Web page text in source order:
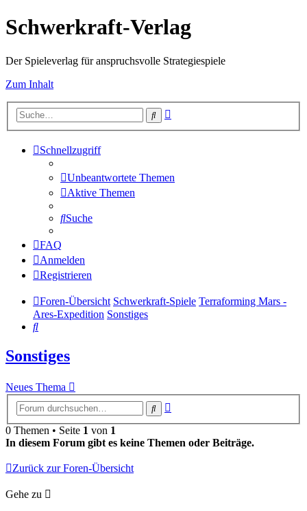
Schwerkraft-Verlag
Der Spieleverlag für anspruchsvolle Strategiespiele
Zum Inhalt
Suche
Schnellzugriff
Unbeantwortete Themen
Aktive Themen
Suche
FAQ
Anmelden
Registrieren
Foren-Übersicht Schwerkraft-Spiele Terraforming Mars -
Ares-Expedition Sonstiges
Suche
Sonstiges
Neues Thema
Suche
0 Themen • Seite 1 von 1
In diesem Forum gibt es keine Themen oder Beiträge.
Zurück zur Foren-Übersicht
Gehe zu